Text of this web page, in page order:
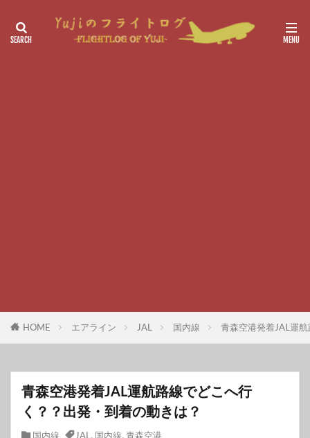
HOME エアライン JAL 国内線 青森空港発着JAL運
青森空港発着JAL運航路線でどこへ行
く？？出発・到着の動きは？
国内線 JAL, 国内線, 青森空港